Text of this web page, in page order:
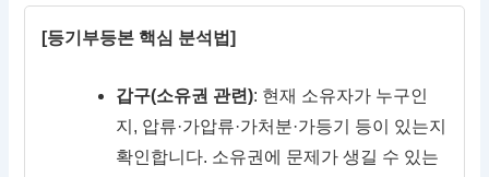
[등기부등본 핵심 분석법]
갑구(소유권 관련): 현재 소유자가 누구인
지, 압류·가압류·가처분·가등기 등이 있는지
확인합니다. 소유권에 문제가 생길 수 있는